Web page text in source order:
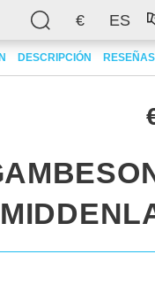
€ ES
DESCRIPCIÓN RESEÑAS